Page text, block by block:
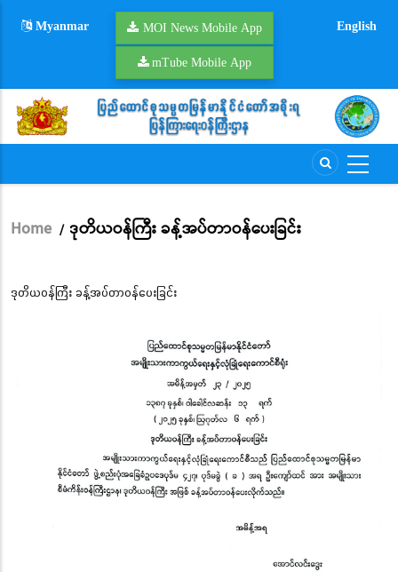
Myanmar MOI News Mobile App
mTube Mobile App
English
Breadcrumb
Home / ဒုတိယဝန်ကြီး ခန့်အပ်တာဝန်ပေးခြင်း
ဒုတိယဝန်ကြီး ခန့်အပ်တာဝန်ပေးခြင်း